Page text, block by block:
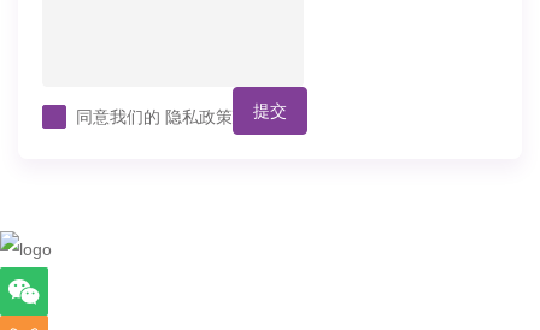
同意我们的 隐私政策 提交